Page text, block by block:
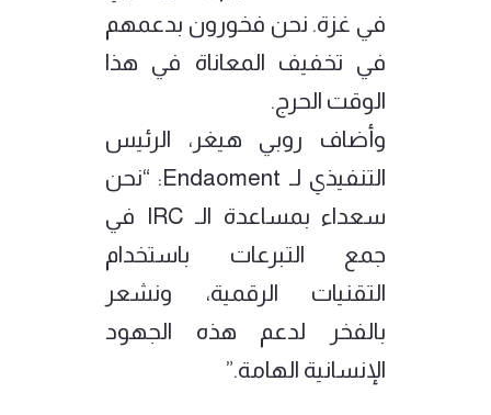
في غزة. نحن فخورون بدعمهم
في تخفيف المعاناة في هذا
الوقت الحرج.
وأضاف روبي هيغر، الرئيس
التنفيذي لـ Endaoment: “نحن
سعداء بمساعدة الـ IRC في
جمع التبرعات باستخدام
التقنيات الرقمية، ونشعر
بالفخر لدعم هذه الجهود
الإنسانية الهامة.”